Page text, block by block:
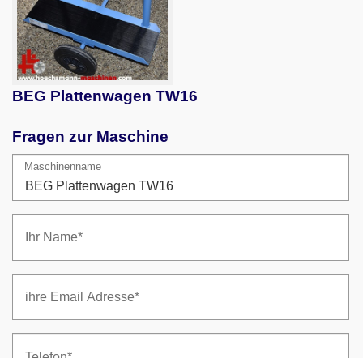
BEG Plattenwagen TW16
Fragen zur Maschine
Maschinenname